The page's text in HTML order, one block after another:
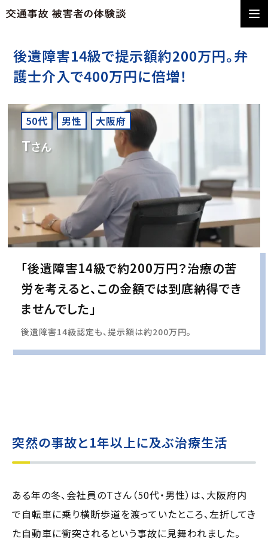
後遺障害14級で提示額約200万円。弁
護士介入で400万円に倍増！
50代 男性 大阪府
Tさん
「後遺障害14級で約200万円？治療の苦
労を考えると、この金額では到底納得でき
ませんでした」
後遺障害14級認定も、提示額は約200万円。
突然の事故と1年以上に及ぶ治療生活
ある年の冬、会社員のTさん（50代・男性）は、大阪府内
で自転車に乗り横断歩道を渡っていたところ、左折してき
た自動車に衝突されるという事故に見舞われました。